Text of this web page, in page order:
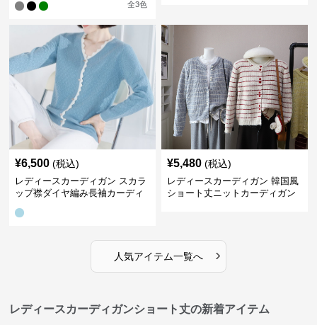
全3色
¥6,500 (税込)
レディースカーディガン スカラ
ップ襟ダイヤ編み長袖カーディ
¥5,480 (税込)
レディースカーディガン 韓国風
ショート丈ニットカーディガン
人気アイテム一覧へ ›
レディースカーディガンショート丈の新着アイテム